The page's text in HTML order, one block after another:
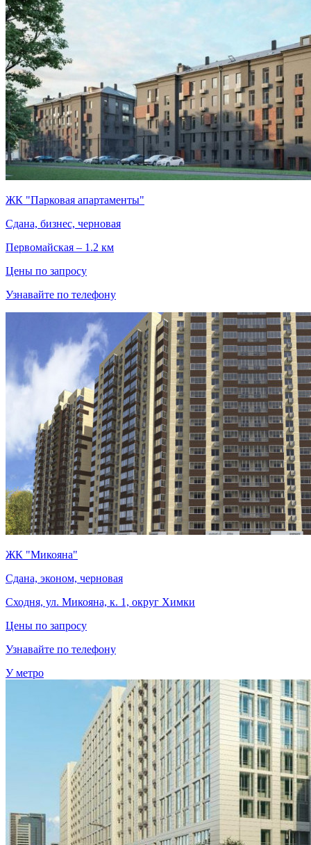
ЖК "Парковая апартаменты"
Сдана, бизнес, черновая
Первомайская – 1.2 км
Цены по запросу
Узнавайте по телефону
ЖК "Микояна"
Сдана, эконом, черновая
Сходня, ул. Микояна, к. 1, округ Химки
Цены по запросу
Узнавайте по телефону
У метро